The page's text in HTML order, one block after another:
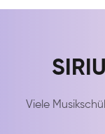
Viele